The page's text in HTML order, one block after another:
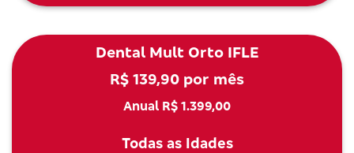
Dental Mult Orto IFLE
R$ 139,90 por mês
Anual R$ 1.399,00
Todas as Idades